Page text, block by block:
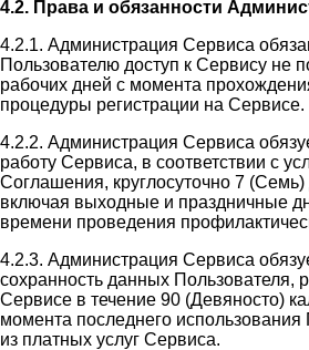
4.2. Права и обязанности
4.2.1. Администрация Сервиса
Пользователю доступ к Сервису не
рабочих дней с момента
процедуры регистрации на Сервисе.
4.2.2. Администрация Сервиса
работу Сервиса, в соответствии с
Соглашения, круглосуточно 7
включая выходные и праздничные
времени проведения
4.2.3. Администрация Сервиса
сохранность данных Пользователя,
Сервисе в течение 90 (Девяносто)
момента последнего
из платных услуг Сервиса.